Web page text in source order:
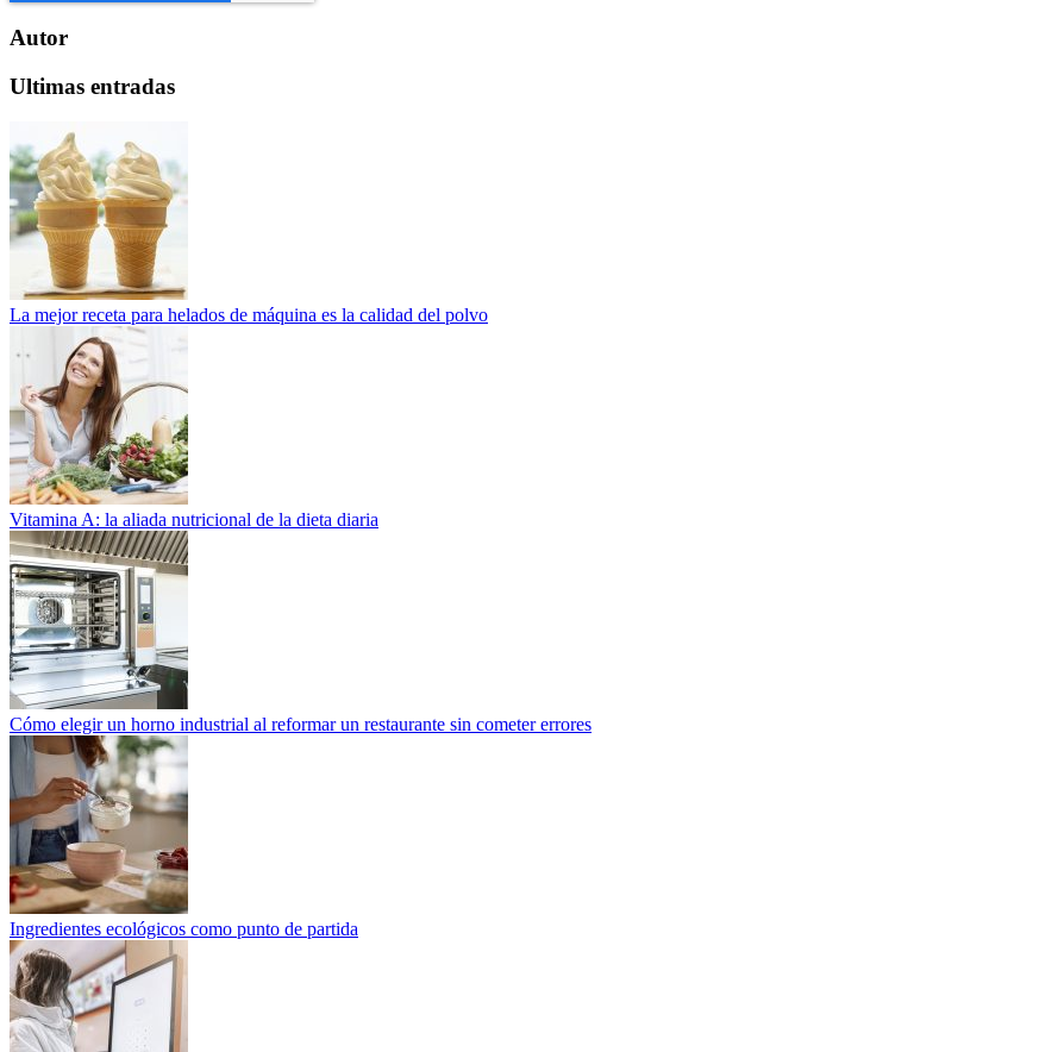
Autor
Ultimas entradas
La mejor receta para helados de máquina es la calidad del polvo
Vitamina A: la aliada nutricional de la dieta diaria
Cómo elegir un horno industrial al reformar un restaurante sin cometer errores
Ingredientes ecológicos como punto de partida